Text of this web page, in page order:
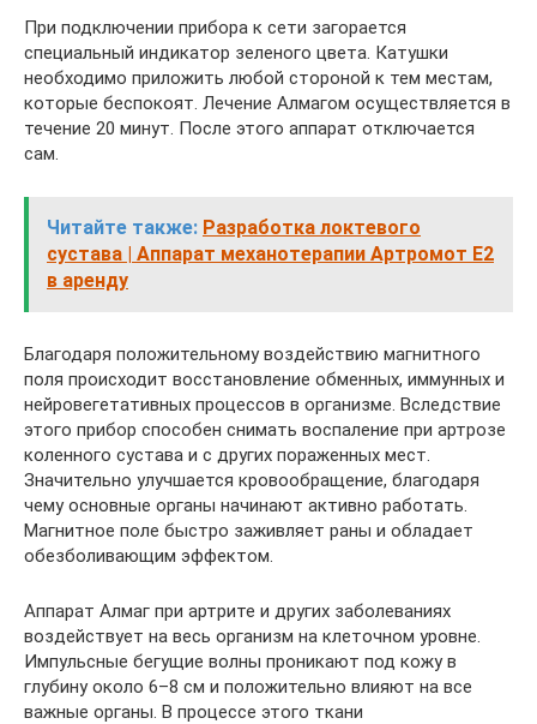
При подключении прибора к сети загорается
специальный индикатор зеленого цвета. Катушки
необходимо приложить любой стороной к тем местам,
которые беспокоят. Лечение Алмагом осуществляется в
течение 20 минут. После этого аппарат отключается
сам.
Читайте также: Разработка локтевого
сустава | Аппарат механотерапии Артромот Е2
в аренду
Благодаря положительному воздействию магнитного
поля происходит восстановление обменных, иммунных и
нейровегетативных процессов в организме. Вследствие
этого прибор способен снимать воспаление при артрозе
коленного сустава и с других пораженных мест.
Значительно улучшается кровообращение, благодаря
чему основные органы начинают активно работать.
Магнитное поле быстро заживляет раны и обладает
обезболивающим эффектом.
Аппарат Алмаг при артрите и других заболеваниях
воздействует на весь организм на клеточном уровне.
Импульсные бегущие волны проникают под кожу в
глубину около 6–8 см и положительно влияют на все
важные органы. В процессе этого ткани